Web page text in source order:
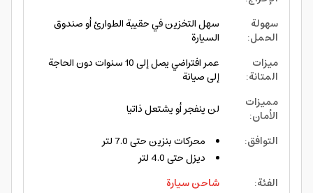
سهولة
الحمل:
سهل التخزين في حقيبة الطوارئ أو صندوق
السيارة
ميزات
المتانة:
عمر افتراضي يصل إلى 10 سنوات دون الحاجة
إلى صيانة
مميزات
الأمان:
لن ينفجر أو يشتعل ذاتيا
التوافق:
محركات بنزين حتى 7.0 لتر
ديزل حتى 4.0 لتر
الفئة:
شاحن سيارة